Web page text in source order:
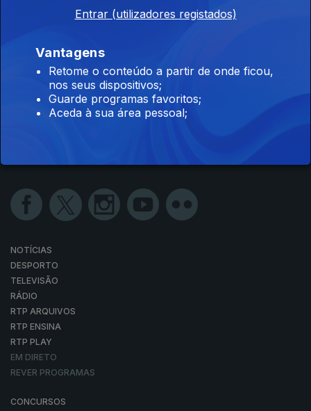
Disponível para iOS, Android, Apple TV, Android TV e
NOTÍCIAS
DESPORTO
TELEVISÃO
RÁDIO
RTP ARQUIVOS
RTP ENSINA
RTP PLAY
EM DIRETO
REVER PROGRAMAS
CONCURSOS
Entrar (utilizadores registados)
Vantagens
Retome o conteúdo a partir de onde ficou,
nos seus dispositivos;
Guarde programas favoritos;
Aceda à sua área pessoal;